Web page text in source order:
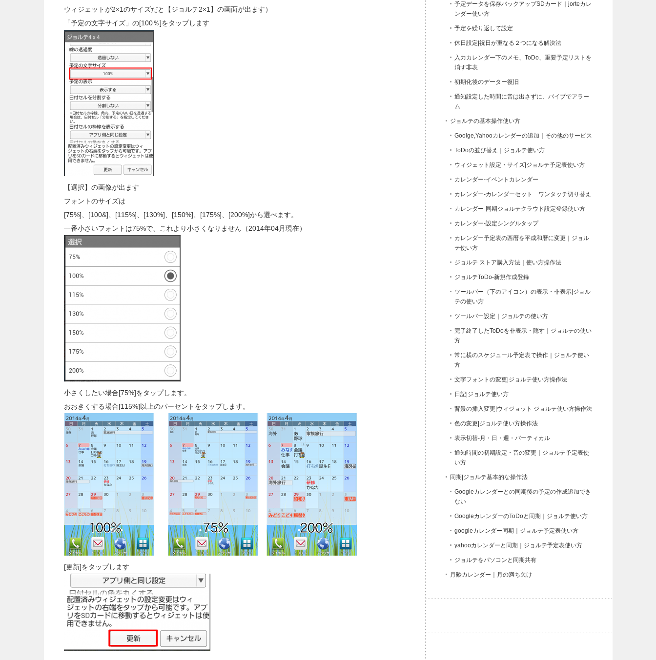
ウィジェットが2×1のサイズだと【ジョルテ2×1】の画面が出ます）
「予定の文字サイズ」の[100％]をタップします
【選択】の画像が出ます
フォントのサイズは
[75%]、[100&]、[115%]、[130%]、[150%]、[175%]、[200%]から選べます。
一番小さいフォントは75%で、これより小さくなりません（2014年04月現在）
小さくしたい場合[75%]をタップします。
おおきくする場合[115%]以上のパーセントをタップします。
[更新]をタップします
予定データを保存バックアップSDカード｜jorteカレ
ンダー使い方
予定を繰り返して設定
休日設定|祝日が重なる２つになる解決法
入力カレンダー下のメモ、ToDo、重要予定リストを
消す非表
初期化後のデーター復旧
通知設定した時間に音は出さずに、バイブでアラー
ム
ジョルテの基本操作使い方
Goolge,Yahooカレンダーの追加｜その他のサービス
ToDoの並び替え｜ジョルテ使い方
ウィジェット設定・サイズ|ジョルテ予定表使い方
カレンダー-イベントカレンダー
カレンダー-カレンダーセット ワンタッチ切り替え
カレンダー-同期ジョルテクラウド設定登録使い方
カレンダー-設定シングルタップ
カレンダー予定表の西暦を平成和暦に変更｜ジョル
テ使い方
ジョルテ ストア購入方法｜使い方操作法
ジョルテToDo-新規作成登録
ツールバー（下のアイコン）の表示・非表示|ジョル
テの使い方
ツールバー設定｜ジョルテの使い方
完了終了したToDoを非表示・隠す｜ジョルテの使い
方
常に横のスケジュール予定表で操作｜ジョルテ使い
方
文字フォントの変更|ジョルテ使い方操作法
日記|ジョルテ使い方
背景の挿入変更|ウィジョット ジョルテ使い方操作法
色の変更|ジョルテ使い方操作法
表示切替-月・日・週・バーティカル
通知時間の初期設定・音の変更｜ジョルテ予定表使
い方
同期|ジョルテ基本的な操作法
Googleカレンダーとの同期後の予定の作成追加でき
ない
GoogleカレンダーのToDoと同期｜ジョルテ使い方
googleカレンダー同期｜ジョルテ予定表使い方
yahooカレンダーと同期｜ジョルテ予定表使い方
ジョルテをパソコンと同期共有
月齢カレンダー｜月の満ち欠け